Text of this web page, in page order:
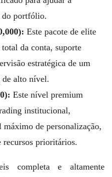
do portfólio.
Este pacote de elite
da conta, suporte
estratégica de um
de alto nível.
Este nível premium
institucional,
de personalização,
recursos prioritários.
completa e altamente